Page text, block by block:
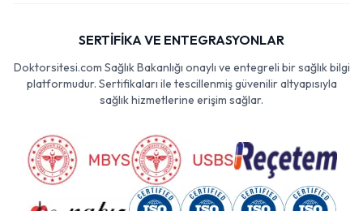
SERTİFİKA VE ENTEGRASYONLAR
Doktorsitesi.com Sağlık Bakanlığı onaylı ve entegreli bir sağlık bilgi
platformudur. Sertifikaları ile tescillenmiş güvenilir altyapısıyla
sağlık hizmetlerine erişim sağlar.